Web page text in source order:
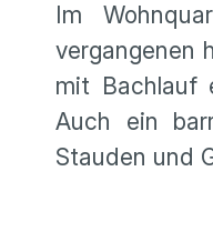
Im
vergangenen
mit Bachlauf
Auch ein
Stauden und